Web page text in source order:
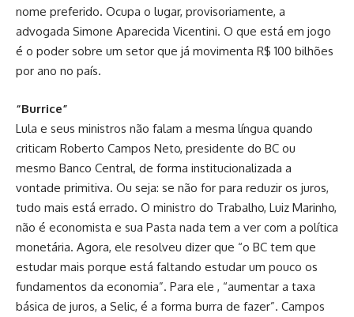
nome preferido. Ocupa o lugar, provisoriamente, a
advogada Simone Aparecida Vicentini. O que está em jogo
é o poder sobre um setor que já movimenta R$ 100 bilhões
por ano no país.
“Burrice”
Lula e seus ministros não falam a mesma língua quando
criticam Roberto Campos Neto, presidente do BC ou
mesmo Banco Central, de forma institucionalizada a
vontade primitiva. Ou seja: se não for para reduzir os juros,
tudo mais está errado. O ministro do Trabalho, Luiz Marinho,
não é economista e sua Pasta nada tem a ver com a política
monetária. Agora, ele resolveu dizer que “o BC tem que
estudar mais porque está faltando estudar um pouco os
fundamentos da economia”. Para ele , “aumentar a taxa
básica de juros, a Selic, é a forma burra de fazer”. Campos